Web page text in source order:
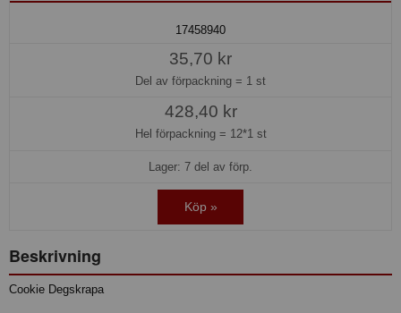
17458940
35,70 kr
Del av förpackning = 1 st
428,40 kr
Hel förpackning = 12*1 st
Lager: 7 del av förp.
Köp »
Beskrivning
Cookie Degskrapa